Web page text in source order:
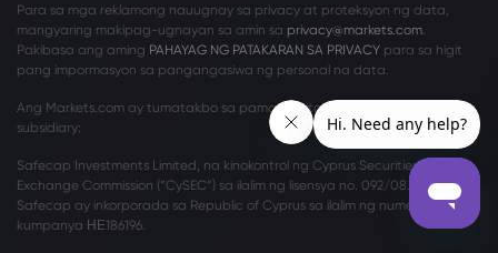
Para sa mga reklamong nauugnay sa privacy at proteksyon ng data,
mangyaring makipag-ugnayan sa amin sa privacy@markets.com.
Pakibasa ang aming PAHAYAG NG PATAKARAN SA PRIVACY para sa higit
pang impormasyon sa pangangasiwa ng personal na data.
Ang Markets.com ay tumatakbo sa pamamagitan ng mga sumusunod na
subsidiary:
Safecap Investments Limited, na kinokontrol ng Cyprus Securities and
Exchange Commission (“CySEC”) sa ilalim ng lisensya no. 092/08. Ang
Safecap ay inkorporada sa Republic of Cyprus sa ilalim ng numero ng
kumpanya ΗΕ186196.